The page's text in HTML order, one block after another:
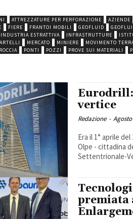
ATTREZZATURE PER PERFORAZIONE AZIENDE
FIERE FRANTOI MOBILI GEOFLUID
INDUSTRIA ESTRATTIVA INFRASTRUTTURE
MERCATO MINIERE MOVIMENTO
PONTI POZZI PROVE SUI MATERIALI
Eurodrill:
vertice
Redazione - Agosto
Era il 1° aprile
Olpe - cittadina
Settentrionale-
premiata